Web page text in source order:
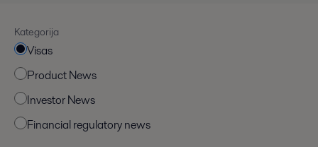
Kategorija
Visas
Product News
Investor News
Financial regulatory news